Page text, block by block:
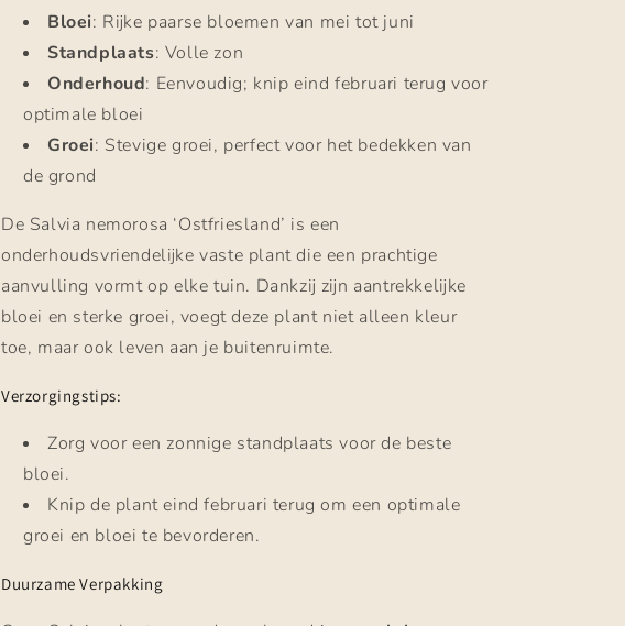
Bloei: Rijke paarse bloemen van mei tot juni
Standplaats: Volle zon
Onderhoud: Eenvoudig; knip eind februari terug voor
optimale bloei
Groei: Stevige groei, perfect voor het bedekken van
de grond
De Salvia nemorosa ‘Ostfriesland’ is een
onderhoudsvriendelijke vaste plant die een prachtige
aanvulling vormt op elke tuin. Dankzij zijn aantrekkelijke
bloei en sterke groei, voegt deze plant niet alleen kleur
toe, maar ook leven aan je buitenruimte.
Verzorgingstips:
Zorg voor een zonnige standplaats voor de beste
bloei.
Knip de plant eind februari terug om een optimale
groei en bloei te bevorderen.
Duurzame Verpakking